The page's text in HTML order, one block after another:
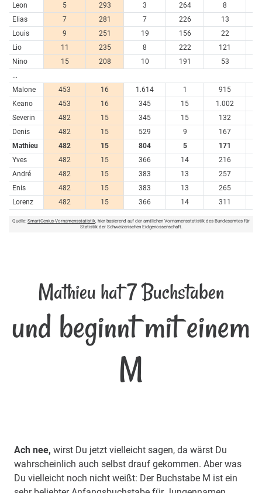
Leon
5 293 3 264 8
Elias
7 281 7 226 13
Louis
9 251 19 156 22
Lio
11 235 8 222 121
Nino
15 208 10 191 53
...
Malone
453 16 1.614 1 915
Keano
453 16 345 15 1.002
Severin
482 15 345 15 132
Denis
482 15 529 9 167
Mathieu
482 15 804 5 171
Yves
482 15 366 14 216
André
482 15 383 13 257
Enis
482 15 383 13 265
Lorenz
482 15 366 14 311
Quelle: SmartGenius-Vornamensstatistik , hier basierend auf der amtlichen Vornamensstatistik des Bundesamtes für
Statistik der Schweizerischen Eidgenossenschaft.
Mathieu hat 7 Buchstaben
und beginnt mit einem
M
Ach nee, wirst Du jetzt vielleicht sagen, da wärst Du
wahrscheinlich auch selbst drauf gekommen. Aber was
Du vielleicht noch nicht weißt: Der Buchstabe M ist ein